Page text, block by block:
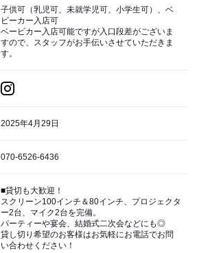
子供可（乳児可、未就学児可、小学生可）、ベ
ビーカー入店可
ベービカー入店可能ですが入口段差がございま
すので、スタッフがお手伝いさせていただきま
す。
2025年4月29日
070-6526-6436
■貸切も大歓迎！
スクリーン100インチ＆80インチ、プロジェクタ
ー2台、マイク2台を完備。
パーティーや宴会、結婚式二次会などにも◎
貸し切り希望のお客様はお気軽にお電話でお問
い合わせください！